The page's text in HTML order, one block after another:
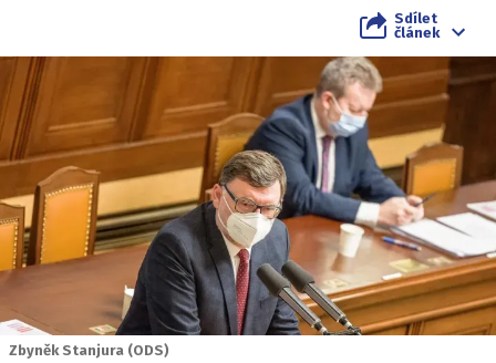
Sdílet
článek
Zbyněk Stanjura (ODS)